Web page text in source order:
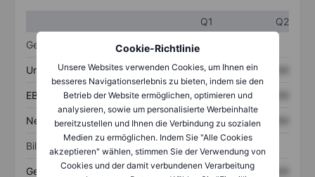
Cookie-Richtlinie
Unsere Websites verwenden Cookies, um Ihnen ein
besseres Navigationserlebnis zu bieten, indem sie den
Betrieb der Website ermöglichen, optimieren und
analysieren, sowie um personalisierte Werbeinhalte
bereitzustellen und Ihnen die Verbindung zu sozialen
Medien zu ermöglichen. Indem Sie "Alle Cookies
akzeptieren" wählen, stimmen Sie der Verwendung von
Cookies und der damit verbundenen Verarbeitung
Q1
Q2
Gewinn- und Verlustrechnung
Umsatz XXXXXXX XXXXXXX
EBITDA XXXXXXX XXXXXXX
Nettoeinkommen XXXXXXX XXXXXXX
Bilanz
Gesamtvermögen XXXXXXX XXXXXXX